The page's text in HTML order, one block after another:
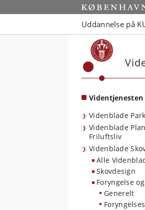
Start
Uddannelse på
Videntjenesten
Videnblade
Videnblade
Friluftsliv
Videnblade
Alle
Skovdesign
Foryngelse
Generelt